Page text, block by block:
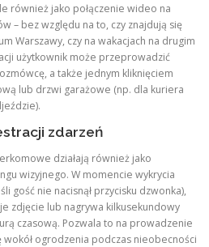
również jako połączenie wideo na
– bez względu na to, czy znajdują się
Warszawy, czy na wakacjach na drugim
użytkownik może przeprowadzić
a także jednym kliknięciem
lub drzwi garażowe (np. dla kuriera
zdarzeń
działają również jako
wizyjnego. W momencie wykrycia
gość nie nacisnął przycisku dzwonka),
zdjęcie lub nagrywa kilkusekundowy
czasową. Pozwala to na prowadzenie
wokół ogrodzenia podczas nieobecności